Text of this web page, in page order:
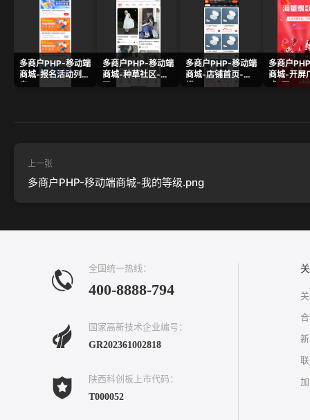
多商户PHP-移动端
商城-报名活动列
表.png
多商户PHP-移动端
商城-种草社区-发
现.png
多商户PHP-移动端
商城-店铺首页-
横.png
多商户
商城-开屏
式-原.png
上一张
多商户PHP-移动端商城-我的等级.png
全国统一热线：
400-8888-794
国家高新技术企业编号：
GR202361002818
陕西科创板上市代码：
T000052